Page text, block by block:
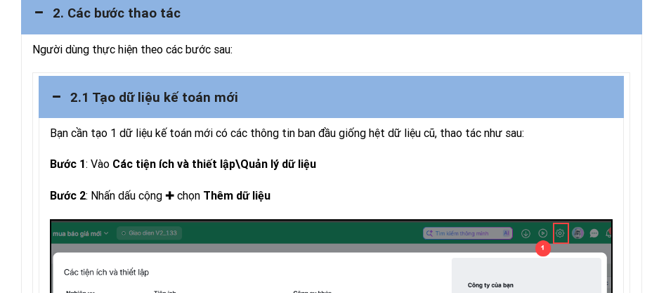
2. Các bước thao tác
Người dùng thực hiện theo các bước sau:
2.1 Tạo dữ liệu kế toán mới
Bạn cần tạo 1 dữ liệu kế toán mới có các thông tin ban đầu giống hệt dữ liệu cũ, thao tác như sau:
Bước 1: Vào Các tiện ích và thiết lập\Quản lý dữ liệu
Bước 2: Nhấn dấu cộng ✚ chọn Thêm dữ liệu